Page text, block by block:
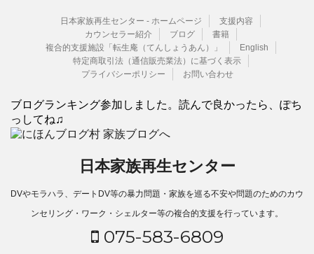
日本家族再生センター - ホームページ
支援内容
カウンセラー紹介
ブログ
書籍
複合的支援施設「転生庵（てんしょうあん）」
English
特定商取引法（通信販売業法）に基づく表示
プライバシーポリシー
お問い合わせ
ブログランキング参加しました。読んで良かったら、ぽち
っしてね♫
日本家族再生センター
DVやモラハラ、デートDV等の暴力問題・家族を巡る不安や問題のためのカウ
ンセリング・ワーク・シェルター等の複合的支援を行っています。
075-583-6809